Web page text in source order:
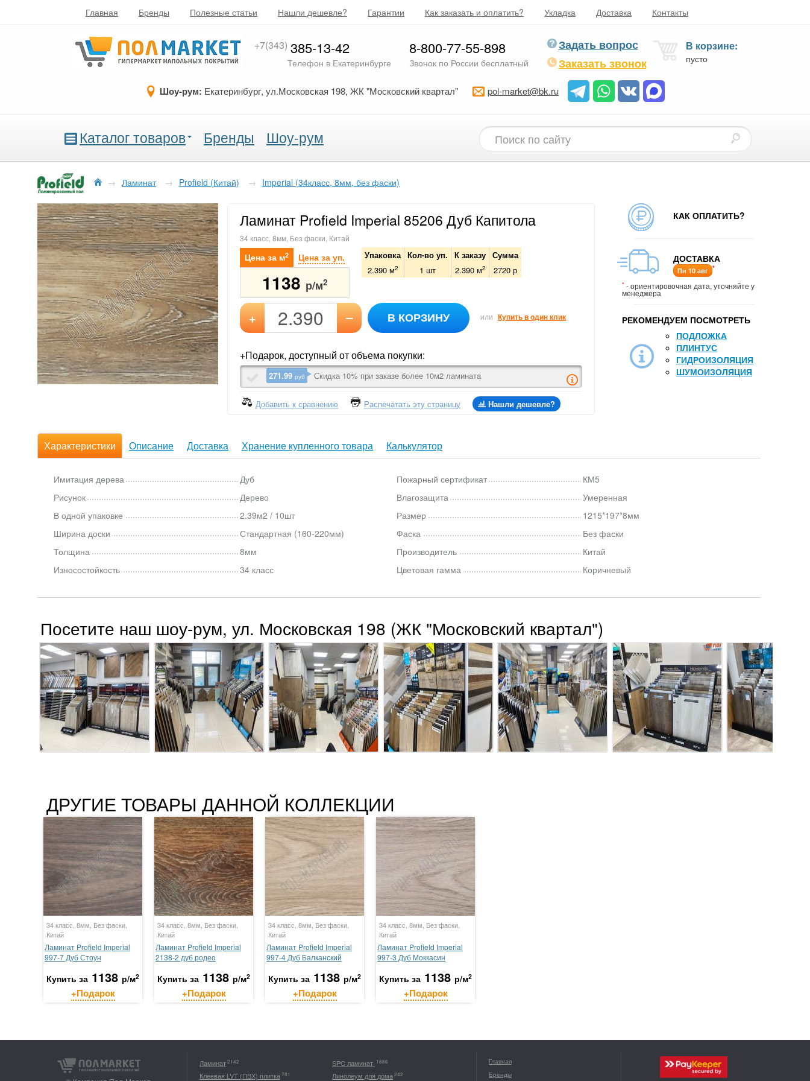
Главная Бренды Полезные статьи Нашли дешевле? Гарантии Как заказать и оплатить? Укладка Доставка Контакты
+7(343) 385-13-42
Телефон в Екатеринбурге
8-800-77-55-898
Звонок по России бесплатный
Задать вопрос
Заказать звонок
В корзине:
пусто
Шоу-рум: Екатеринбург, ул.Московская 198, ЖК "Московский квартал" pol-market@bk.ru
Каталог товаров Бренды Шоу-рум
→ Ламинат → Profield (Китай) → Imperial (34класс, 8мм, без фаски)
Ламинат Profield Imperial 85206 Дуб Капитола
34 класс, 8мм, Без фаски, Китай
Цена за м2 Цена за уп.
1138 р/м2
Упаковка Кол-во уп. К заказу Сумма
2.390 м2 1 шт 2.390 м2 2720 р
+ – В КОРЗИНУ или Купить в один клик
+Подарок, доступный от объема покупки:
271.99 руб Скидка 10% при заказе более 10м2 ламината
Добавить к сравнению Распечатать эту страницу Нашли дешевле?
КАК ОПЛАТИТЬ?
ДОСТАВКА
Пн 10 авг *
* - ориентировочная дата, уточняйте у
менеджера
РЕКОМЕНДУЕМ ПОСМОТРЕТЬ
ПОДЛОЖКА
ПЛИНТУС
ГИДРОИЗОЛЯЦИЯ
ШУМОИЗОЛЯЦИЯ
Характеристики Описание Доставка Хранение купленного товара Калькулятор
Имитация дерева
Дуб
Рисунок
Дерево
В одной упаковке
2.39м2 / 10шт
Ширина доски
Стандартная (160-220мм)
Толщина
8мм
Износостойкость
34 класс
Пожарный сертификат
КМ5
Влагозащита
Умеренная
Размер
1215*197*8мм
Фаска
Без фаски
Производитель
Китай
Цветовая гамма
Коричневый
Посетите наш шоу-рум, ул. Московская 198 (ЖК "Московский квартал")
ДРУГИЕ ТОВАРЫ ДАННОЙ КОЛЛЕКЦИИ
34 класс, 8мм, Без фаски,
Китай
Ламинат Profield Imperial
997-7 Дуб Стоун
Купить за 1138 р/м2
+Подарок
34 класс, 8мм, Без фаски,
Китай
Ламинат Profield Imperial
2138-2 дуб родео
Купить за 1138 р/м2
+Подарок
34 класс, 8мм, Без фаски,
Китай
Ламинат Profield Imperial
997-4 Дуб Балканский
Купить за 1138 р/м2
+Подарок
34 класс, 8мм, Без фаски,
Китай
Ламинат Profield Imperial
997-3 Дуб Моккасин
Купить за 1138 р/м2
+Подарок
Ламинат2142 SPC ламинат 1886
Клеевая LVT (ПВХ) плитка781 Линолеум для дома242
Главная
Бренды